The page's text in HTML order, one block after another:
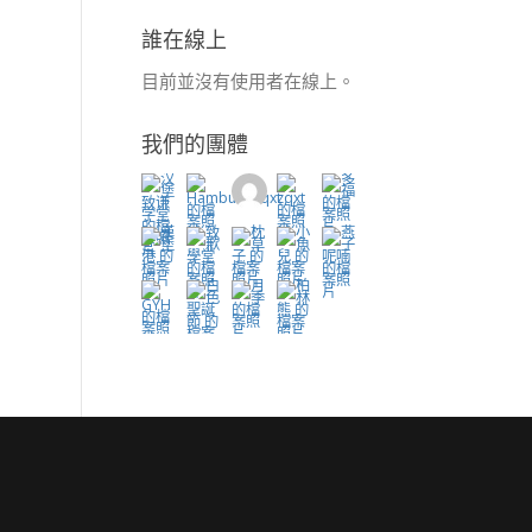
誰在線上
目前並沒有使用者在線上。
我們的團體